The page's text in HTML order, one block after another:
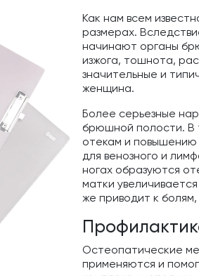
Как нам всем
размерах.
начинают органы
изжога, тошнота,
значительные и
женщина.
Более серьезные
брюшной полости. В
отекам и повышению
для венозного и
ногах образуются
матки
же приводит к болям,
Остеопатические
применяются и